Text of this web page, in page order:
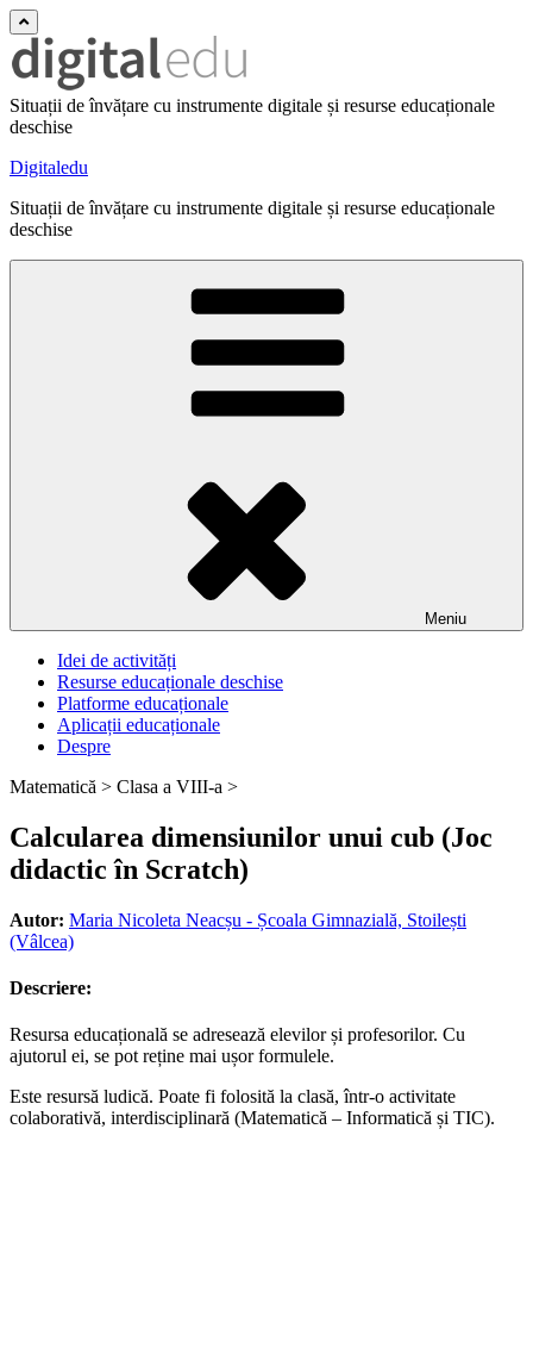
Situații de învățare cu instrumente digitale și resurse educaționale
deschise
Digitaledu
Situații de învățare cu instrumente digitale și resurse educaționale
deschise
Meniu
Idei de activități
Resurse educaționale deschise
Platforme educaționale
Aplicații educaționale
Despre
Matematică > Clasa a VIII-a >
Calcularea dimensiunilor unui cub (Joc
didactic în Scratch)
Autor: Maria Nicoleta Neacșu - Școala Gimnazială, Stoilești
(Vâlcea)
Descriere:
Resursa educațională se adresează elevilor și profesorilor. Cu
ajutorul ei, se pot reține mai ușor formulele.
Este resursă ludică. Poate fi folosită la clasă, într-o activitate
colaborativă, interdisciplinară (Matematică – Informatică și TIC).